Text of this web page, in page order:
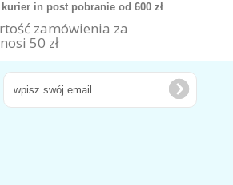
in post pobranie od 600 zł
zamówienia za
50 zł